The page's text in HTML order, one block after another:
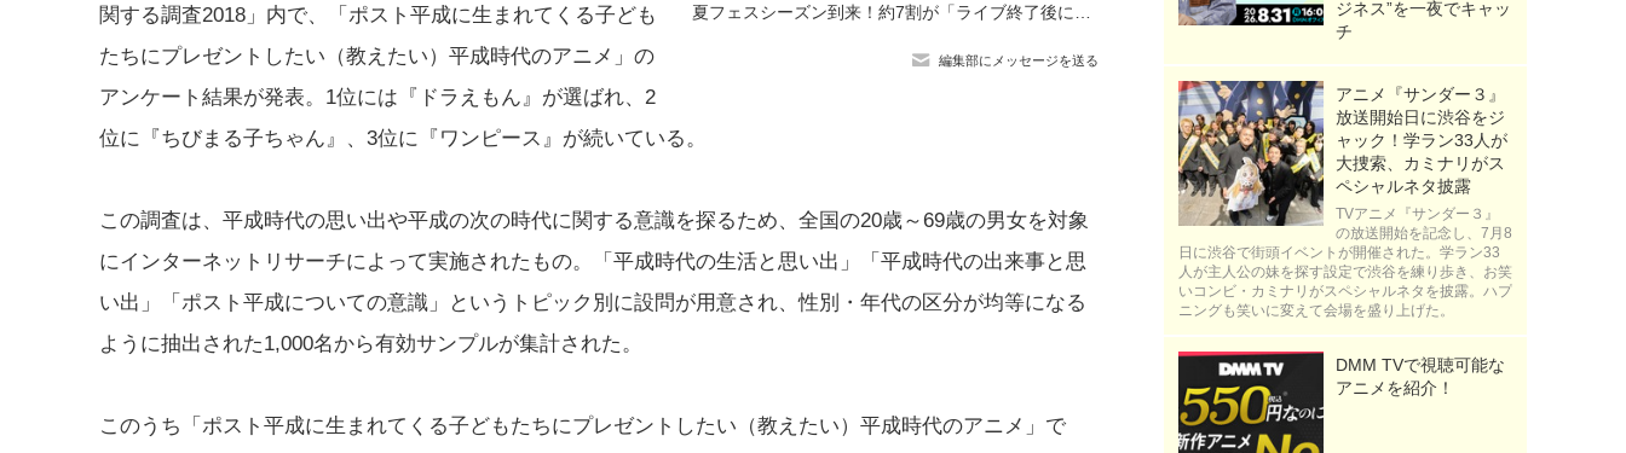
編集部にメッセージを送る
関する調査2018」内で、「ポスト平成に生まれてくる子ども
たちにプレゼントしたい（教えたい）平成時代のアニメ」の
アンケート結果が発表。1位には『ドラえもん』が選ばれ、2
位に『ちびまる子ちゃん』、3位に『ワンピース』が続いている。
この調査は、平成時代の思い出や平成の次の時代に関する意識を探るため、全国の20歳～69歳の男女を対象
にインターネットリサーチによって実施されたもの。「平成時代の生活と思い出」「平成時代の出来事と思
い出」「ポスト平成についての意識」というトピック別に設問が用意され、性別・年代の区分が均等になる
ように抽出された1,000名から有効サンプルが集計された。
このうち「ポスト平成に生まれてくる子どもたちにプレゼントしたい（教えたい）平成時代のアニメ」で
ジネス”を一夜でキャッ
チ
アニメ『サンダー３』
放送開始日に渋谷をジ
ャック！学ラン33人が
大捜索、カミナリがス
ペシャルネタ披露
TVアニメ『サンダー３』
の放送開始を記念し、7月8
日に渋谷で街頭イベントが開催された。学ラン33
人が主人公の妹を探す設定で渋谷を練り歩き、お笑
いコンビ・カミナリがスペシャルネタを披露。ハプ
ニングも笑いに変えて会場を盛り上げた。
DMM TVで視聴可能な
アニメを紹介！